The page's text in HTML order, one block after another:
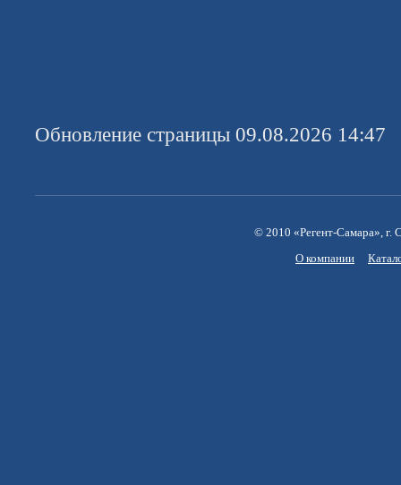
Обновление страницы 09.08.2026 14:47
© 2010 «Регент-Самара», г.
О компании